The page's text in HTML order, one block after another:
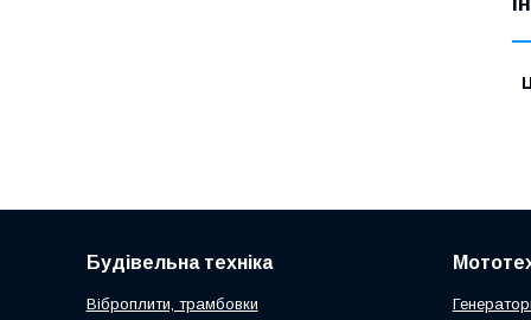
Будівельна техніка
Віброплити, трамбовки